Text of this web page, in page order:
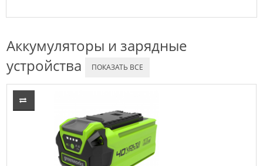
Аккумуляторы и зарядные
устройства
ПОКАЗАТЬ ВСЕ